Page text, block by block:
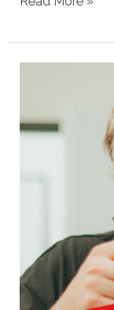
Monats
Juni
Sindelfingen